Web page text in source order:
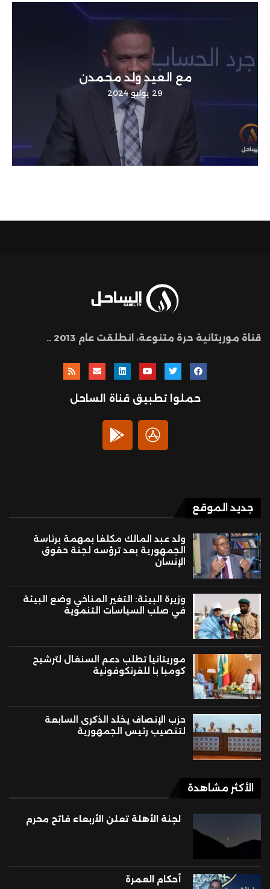
مع العيد ولد محمدن
29 يوليو 2024
قناة موريتانية حرة متنوعة، انطلقت عام 2013 ..
حملوا تطبيق قناة الساحل
جديد الموقع
ولد عبد المالك مكلفا بمهمة برئاسة
الجمهورية بعد ترؤسه لجنة حقوق
الإنسان
وزيرة البيئة: التغير المناخي وضع البيئة
في صلب السياسات التنموية
موريتانيا تطلب دعم السنغال لترشيح
كومبا با للفرنكوفونية
حزب الإنصاف يخلد الذكرى السابعة
لتنصيب رئيس الجمهورية
الأكثر مشاهدة
لجنة الأهلة تعلن الأربعاء فاتح محرم
أحكام العمرة